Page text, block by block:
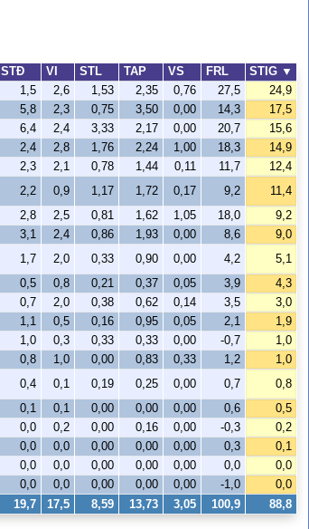
STÐ VI STL TAP VS FRL STIG ▼
1,5 2,6 1,53 2,35 0,76 27,5
24,9
5,8 2,3 0,75 3,50 0,00 14,3
17,5
6,4 2,4 3,33 2,17 0,00 20,7
15,6
2,4 2,8 1,76 2,24 1,00 18,3
14,9
2,3 2,1 0,78 1,44 0,11 11,7
12,4
2,2 0,9 1,17 1,72 0,17 9,2
11,4
2,8 2,5 0,81 1,62 1,05 18,0
9,2
3,1 2,4 0,86 1,93 0,00 8,6
9,0
1,7 2,0 0,33 0,90 0,00 4,2
5,1
0,5 0,8 0,21 0,37 0,05 3,9
4,3
0,7 2,0 0,38 0,62 0,14 3,5
3,0
1,1 0,5 0,16 0,95 0,05 2,1
1,9
1,0 0,3 0,33 0,33 0,00 -0,7
1,0
0,8 1,0 0,00 0,83 0,33 1,2
1,0
0,4 0,1 0,19 0,25 0,00 0,7
0,8
0,1 0,1 0,00 0,00 0,00 0,6
0,5
0,0 0,2 0,00 0,16 0,00 -0,3
0,2
0,0 0,0 0,00 0,00 0,00 0,3
0,1
0,0 0,0 0,00 0,00 0,00 0,0
0,0
0,0 0,0 0,00 0,00 0,00 -1,0 0,0
19,7 17,5 8,59 13,73 3,05 100,9 88,8